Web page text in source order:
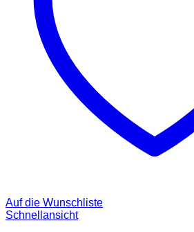
Auf die Wunschliste
Schnellansicht